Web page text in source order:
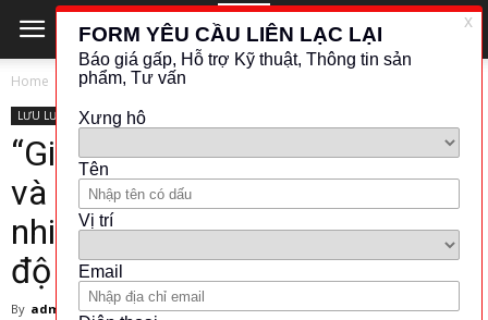
Home LƯU LƯỢNG - ĐO MỨC
LƯU LƯỢNG - ĐO MỨC
“Giải pháp tiết kiệm thời gian
và đáng tin cậy cho đo lường
nhiệt độ – Transmitter Nhiệt
độ Endress+Hauser”
By admin - 6 March 2025 416